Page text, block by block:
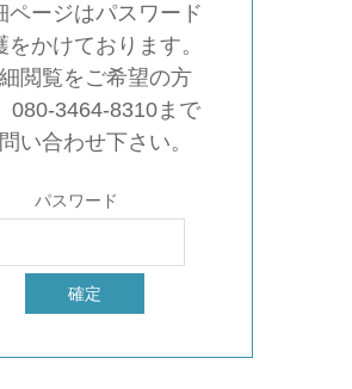
ページはパスワード
をかけております。
閲覧をご希望の方
080-3464-8310まで
い合わせ下さい。
パスワード